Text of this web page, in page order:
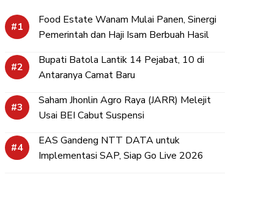
Food Estate Wanam Mulai Panen, Sinergi
Pemerintah dan Haji Isam Berbuah Hasil
Bupati Batola Lantik 14 Pejabat, 10 di
Antaranya Camat Baru
Saham Jhonlin Agro Raya (JARR) Melejit
Usai BEI Cabut Suspensi
EAS Gandeng NTT DATA untuk
Implementasi SAP, Siap Go Live 2026